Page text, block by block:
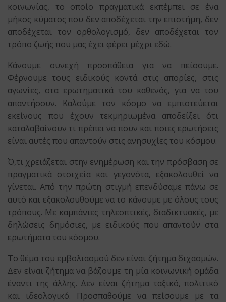
κοινωνίας, το οποίο πραγματικά εκπέμπει σε ένα
μήκος κύματος που δεν αποδέχεται την επιστήμη, δεν
αποδέχεται τον ορθολογισμό, δεν αποδέχεται τον
τρόπο ζωής που μας έχει φέρει μέχρι εδώ.
Κάνουμε συνεχή προσπάθεια για να πείσουμε.
Φέρνουμε τους ειδικούς κοντά στις απορίες, στις
αγωνίες, στα ερωτηματικά του καθενός, για να του
απαντήσουν. Καλούμε τον κόσμο να εμπιστεύεται
εκείνους που έχουν τεκμηριωμένα αποδείξει ότι
καταλαβαίνουν τι πρέπει να πουν και ποιες ερωτήσεις
είναι αυτές που απαντούν στις ανησυχίες του κόσμου.
Ό,τι χρειάζεται στην ενημέρωση και την πρόσβαση σε
πραγματικά στοιχεία και γεγονότα, εξακολουθεί να
γίνεται. Από την πρώτη στιγμή επενδύσαμε πάνω σε
αυτό και εξακολουθούμε να το κάνουμε με όλους τους
τρόπους. Με καμπάνιες τηλεοπτικές, διαδικτυακές, με
δηλώσεις δημόσιες, με ειδικούς που απαντούν στα
ερωτήματα του κόσμου.
Το θέμα του εμβολιασμού δεν είναι ζήτημα διχασμών.
Δεν είναι ζήτημα να βάζουμε τη μία κοινωνική ομάδα
έναντι της άλλης. Δεν είναι ζήτημα ταξικό, πολιτικό
και ιδεολογικό. Προσπαθούμε να πείσουμε με τα